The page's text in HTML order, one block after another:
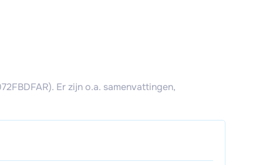
Er zijn o.a. samenvattingen,